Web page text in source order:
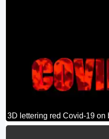
3D lettering red Covid-19 on